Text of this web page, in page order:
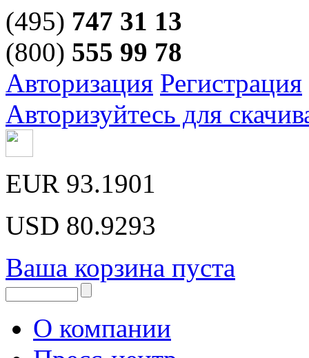
(495) 747 31 13
(800) 555 99 78
Авторизация Регистрация
Авторизуйтесь для
EUR 93.1901
USD 80.9293
Ваша корзина пуста
О компании